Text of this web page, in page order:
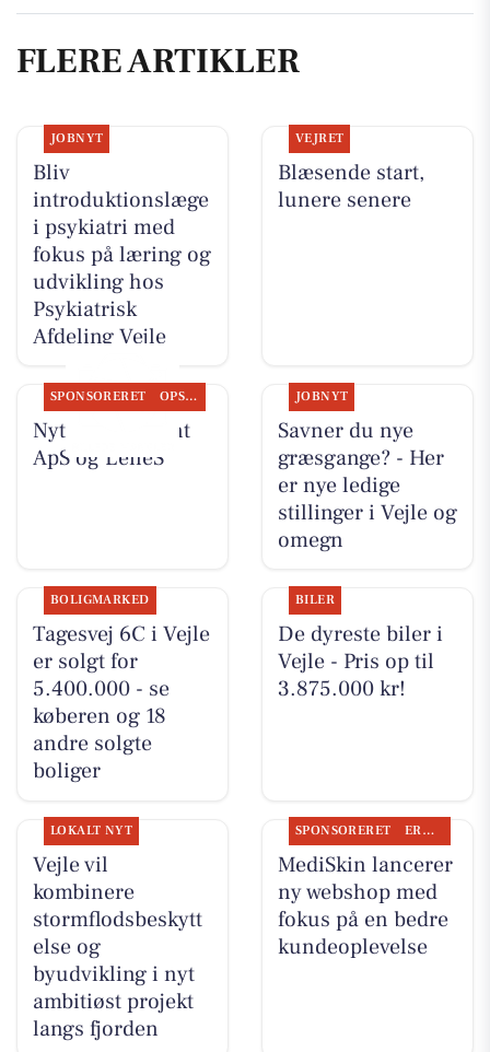
FLERE ARTIKLER
JOBNYT
Bliv
introduktionslæge
i psykiatri med
fokus på læring og
udvikling hos
Psykiatrisk
Afdeling Vejle
VEJRET
Blæsende start,
lunere senere
SPONSORERET OPSLAGSTAVLEN
Nyt fra Fairpaint
ApS og LeneS
JOBNYT
Savner du nye
græsgange? - Her
er nye ledige
stillinger i Vejle og
omegn
BOLIGMARKED
Tagesvej 6C i Vejle
er solgt for
5.400.000 - se
køberen og 18
andre solgte
boliger
BILER
De dyreste biler i
Vejle - Pris op til
3.875.000 kr!
LOKALT NYT
Vejle vil
kombinere
stormflodsbeskytt
else og
byudvikling i nyt
ambitiøst projekt
langs fjorden
SPONSORERET ERHVERV
MediSkin lancerer
ny webshop med
fokus på en bedre
kundeoplevelse